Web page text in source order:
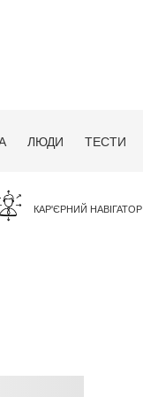
ЛЮДИ ТЕСТИ
КАР'ЄРНИЙ НАВІГАТОР